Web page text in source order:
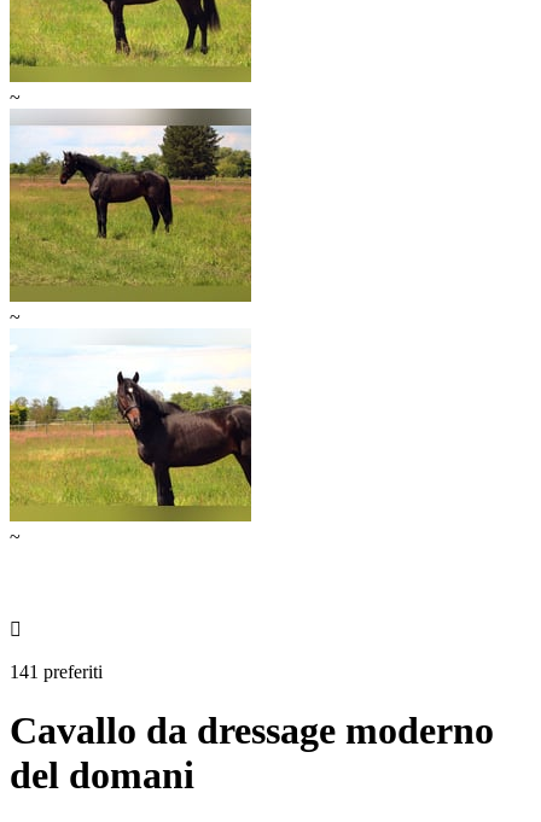
~
~
~

141 preferiti
Cavallo da dressage moderno
del domani